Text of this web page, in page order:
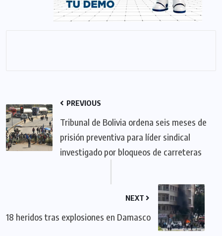
PREVIOUS
Tribunal de Bolivia ordena seis meses de
prisión preventiva para líder sindical
investigado por bloqueos de carreteras
NEXT
18 heridos tras explosiones en Damasco